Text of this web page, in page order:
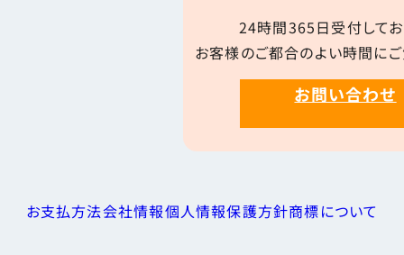
24時間365日受付してお
お客様のご都合のよい時間にご
お問い合わせ
お支払方法会社情報個人情報保護方針商標について